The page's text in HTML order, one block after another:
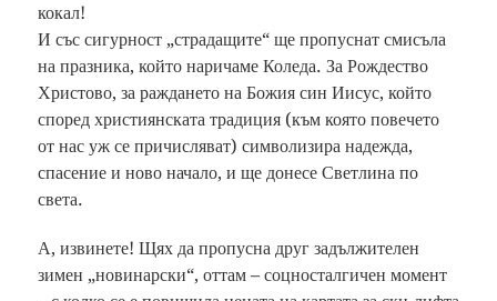
кокал!
И със сигурност „страдащите“ ще пропуснат смисъла
на празника, който наричаме Коледа. За Рождество
Христово, за раждането на Божия син Иисус, който
според християнската традиция (към която повечето
от нас уж се причисляват) символизира надежда,
спасение и ново начало, и ще донесе Светлина по
света.
А, извинете! Щях да пропусна друг задължителен
зимен „новинарски“, оттам – соцносталгичен момент